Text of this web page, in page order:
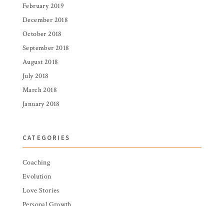
February 2019
December 2018
October 2018
September 2018
August 2018
July 2018
March 2018
January 2018
CATEGORIES
Coaching
Evolution
Love Stories